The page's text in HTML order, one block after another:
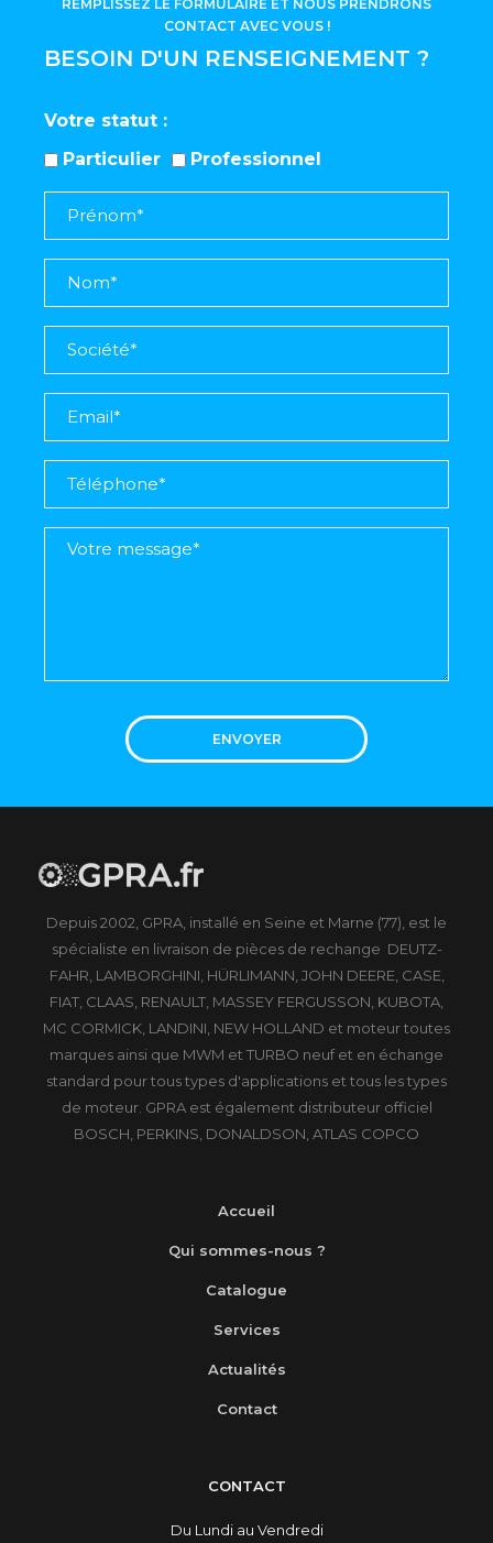
BESOIN D'UN RENSEIGNEMENT ?
REMPLISSEZ LE FORMULAIRE ET NOUS PRENDRONS
CONTACT AVEC VOUS !
Votre statut
Particulier
Professionnel
ENVOYER
Depuis 2002, GPRA, installé en Seine et Marne (77), est le
spécialiste en livraison de pièces de rechange DEUTZ-
FAHR, LAMBORGHINI, HÜRLIMANN, JOHN DEERE, CASE,
FIAT, CLAAS, RENAULT, MASSEY FERGUSSON, KUBOTA,
MC CORMICK, LANDINI, NEW HOLLAND et moteur toutes
marques ainsi que MWM et TURBO neuf et en échange
standard pour tous types d'applications et tous les types
de moteur. GPRA est également distributeur officiel
BOSCH, PERKINS, DONALDSON, ATLAS COPCO
Accueil
Qui sommes-nous ?
Catalogue
Services
Actualités
Contact
CONTACT
Du Lundi au Vendredi